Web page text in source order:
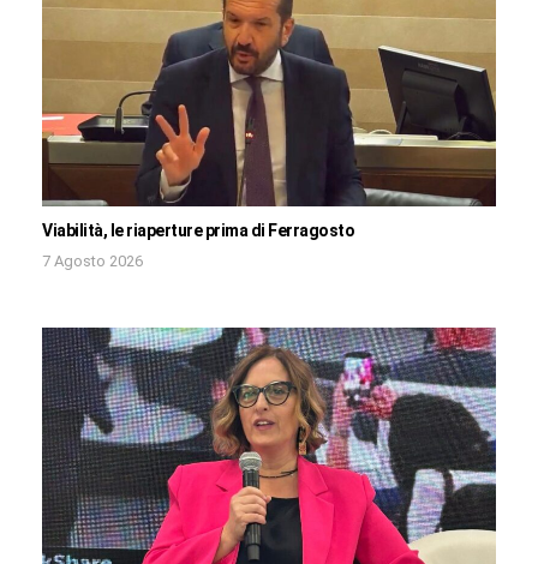
Viabilità, le riaperture prima di Ferragosto
7 Agosto 2026